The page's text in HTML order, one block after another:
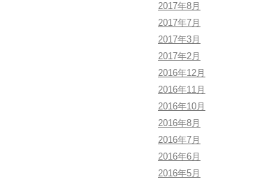
2017年8月
2017年7月
2017年3月
2017年2月
2016年12月
2016年11月
2016年10月
2016年8月
2016年7月
2016年6月
2016年5月